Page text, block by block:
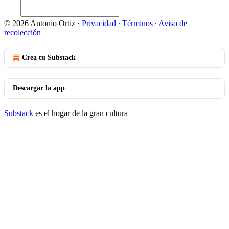
© 2026 Antonio Ortiz · Privacidad ∙ Términos ∙ Aviso de
recolección
Crea tu Substack
Descargar la app
Substack es el hogar de la gran cultura